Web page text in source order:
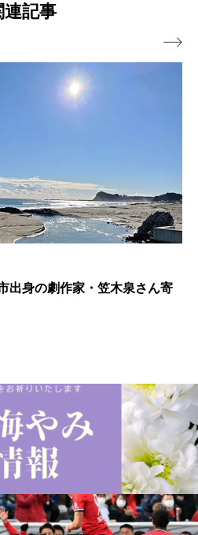
連記事
出身の劇作家・笠木泉さん寄
